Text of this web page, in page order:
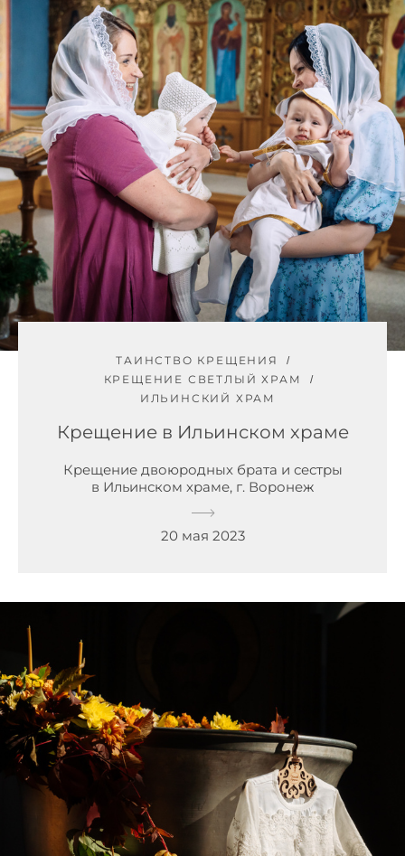
ТАИНСТВО КРЕЩЕНИЯ
КРЕЩЕНИЕ СВЕТЛЫЙ ХРАМ
ИЛЬИНСКИЙ ХРАМ
Крещение в Ильинском храме
Крещение двоюродных брата и сестры
в Ильинском храме, г. Воронеж
20 мая 2023